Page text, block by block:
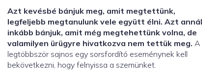
Azt kevésbé bánjuk meg, amit megtettünk,
legfeljebb megtanulunk vele együtt élni. Azt annál
inkább bánjuk, amit még megtehettünk volna, de
valamilyen ürügyre hivatkozva nem tettük meg. A
legtöbbször sajnos egy sorsfordító eseménynek kell
bekövetkezni, hogy felnyissa a szemünket.